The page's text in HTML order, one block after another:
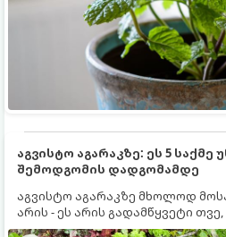
აგვისტო აგარაკზე: ეს 5
შემოდგომის დადგომამდე
აგვისტო აგარაკზე მხოლოდ
არის - ეს არის გადამწყვეტი
ეყრება მომავალი წლის